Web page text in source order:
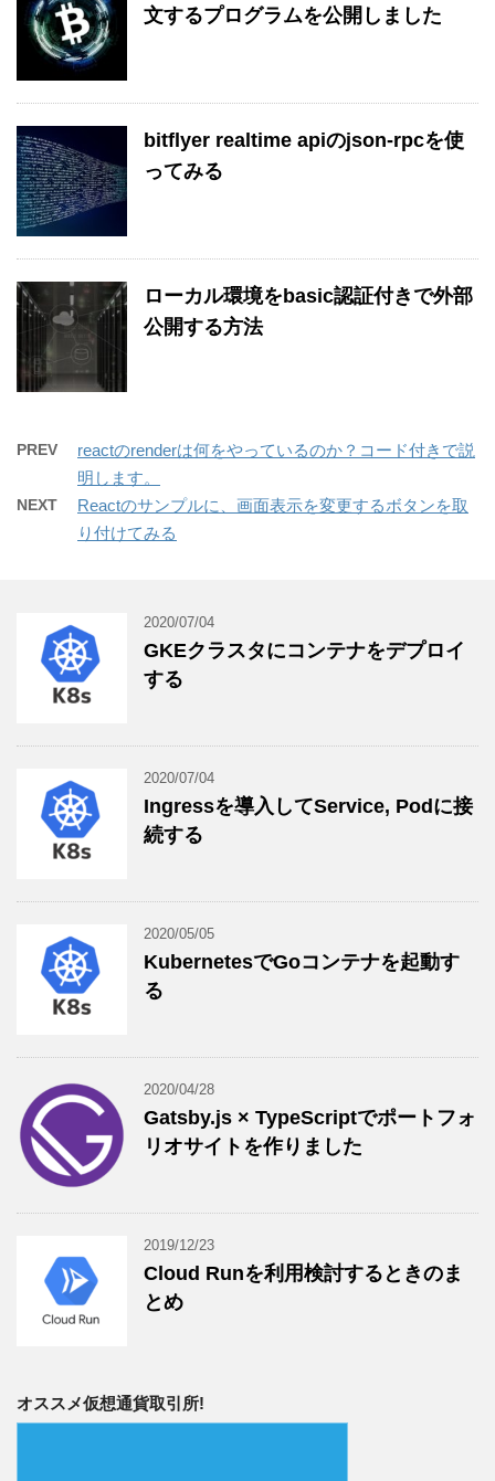
文するプログラムを公開しました
bitflyer realtime apiのjson-rpcを使
ってみる
ローカル環境をbasic認証付きで外部
公開する方法
PREV
reactのrenderは何をやっているのか？コード付きで説
明します。
NEXT
Reactのサンプルに、画面表示を変更するボタンを取
り付けてみる
2020/07/04
GKEクラスタにコンテナをデプロイ
する
2020/07/04
Ingressを導入してService, Podに接
続する
2020/05/05
KubernetesでGoコンテナを起動す
る
2020/04/28
Gatsby.js × TypeScriptでポートフォ
リオサイトを作りました
2019/12/23
Cloud Runを利用検討するときのま
とめ
オススメ仮想通貨取引所!